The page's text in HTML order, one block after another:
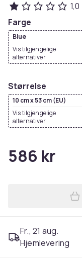
1,0
Farge
Blue
Vis tilgjengelige
alternativer
Størrelse
10 cm x 53 cm (EU)
Vis tilgjengelige
alternativer
586 kr
Fr., 21 aug.
Hjemlevering